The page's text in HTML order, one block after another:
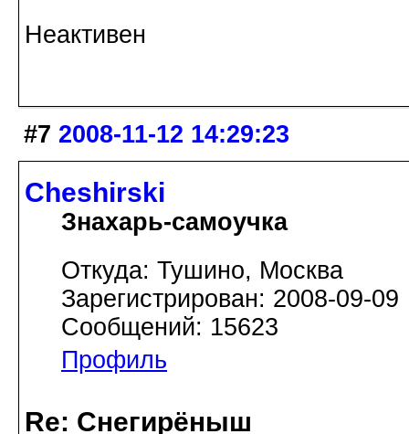
Неактивен
#7 2008-11-12 14:29:23
Cheshirski
Знахарь-самоучка
Откуда: Тушино, Москва
Зарегистрирован: 2008-09-09
Сообщений: 15623
Профиль
Re: Снегирёныш